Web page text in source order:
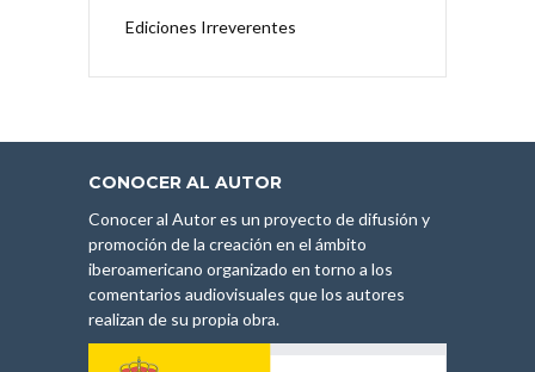
Ediciones Irreverentes
CONOCER AL AUTOR
Conocer al Autor es un proyecto de difusión y
promoción de la creación en el ámbito
iberoamericano organizado en torno a los
comentarios audiovisuales que los autores
realizan de su propia obra.